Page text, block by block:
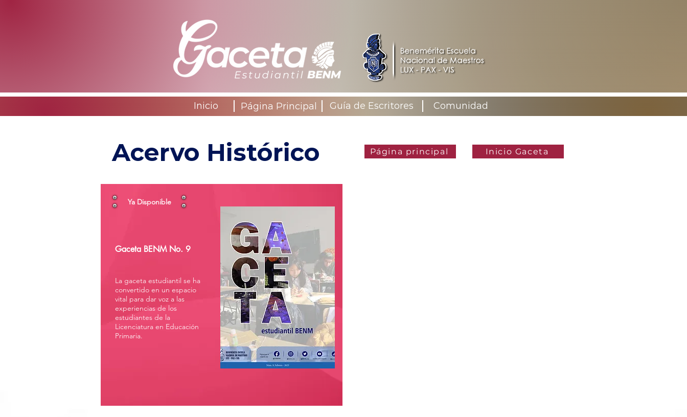
Inicio ​Página Principal Guía de Escritores Comunidad
Acervo Histórico Página principal Inicio Gaceta
Ya Disponible
Gaceta BENM No. 9
La gaceta estudiantil se ha
convertido en un espacio
vital para dar voz a las
experiencias de los
estudiantes de la
Licenciatura en Educación
Primaria.